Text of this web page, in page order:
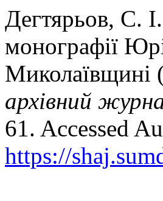
Дегтярьов, С.
монографії
Миколаївщині
архівний
61. Accessed
https://